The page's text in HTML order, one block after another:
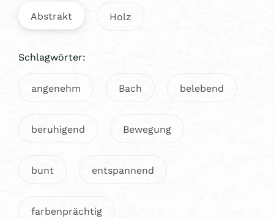
Abstrakt Holz
Schlagwörter:
angenehm Bach belebend
beruhigend Bewegung
bunt entspannend
farbenprächtig